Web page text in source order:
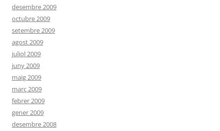
desembre 2009
octubre 2009
setembre 2009
agost 2009
juliol 2009
juny 2009
maig 2009
març 2009
febrer 2009
gener 2009
desembre 2008